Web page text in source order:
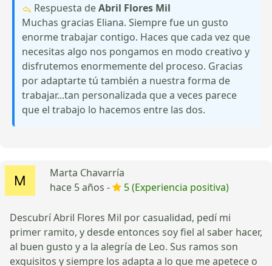
Respuesta deAbril Flores Mil
Muchas gracias Eliana. Siempre fue un gusto
enorme trabajar contigo. Haces que cada vez que
necesitas algo nos pongamos en modo creativo y
disfrutemos enormemente del proceso. Gracias
por adaptarte tú también a nuestra forma de
trabajar...tan personalizada que a veces parece
que el trabajo lo hacemos entre las dos.
Marta Chavarría
hace 5 años -
5 (Experiencia positiva)
Descubrí Abril Flores Mil por casualidad, pedí mi
primer ramito, y desde entonces soy fiel al saber hacer,
al buen gusto y a la alegría de Leo. Sus ramos son
exquisitos y siempre los adapta a lo que me apetece o